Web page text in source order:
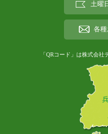
土曜
各
「QRコード」は株式会社